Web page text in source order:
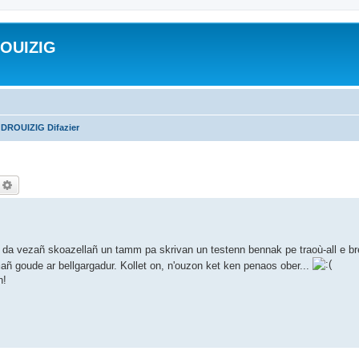
Difazier
vezañ skoazellañ un tamm pa skrivan un testenn bennak pe traoù-all e
goude ar bellgargadur. Kollet on, n'ouzon ket ken penaos ober...